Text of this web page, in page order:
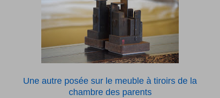
Une autre posée sur le meuble à tiroirs de la
chambre des parents